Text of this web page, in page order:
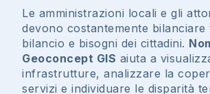
Le amministrazioni locali e gli
devono costantemente bilanciare
bilancio e bisogni dei cittadini.
Geoconcept GIS aiuta a
infrastrutture, analizzare la
servizi e individuare le disparità